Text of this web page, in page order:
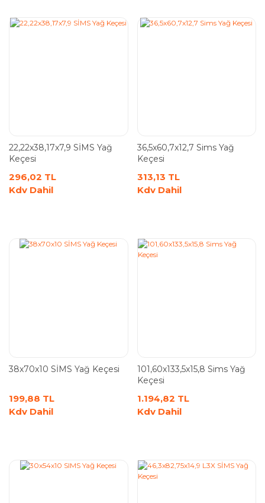
22,22x38,17x7,9 SİMS Yağ
Keçesi
296,02 TL
Kdv Dahil
36,5x60,7x12,7 Sims Yağ
Keçesi
313,13 TL
Kdv Dahil
38x70x10 SİMS Yağ Keçesi
199,88 TL
Kdv Dahil
101,60x133,5x15,8 Sims Yağ
Keçesi
1.194,82 TL
Kdv Dahil